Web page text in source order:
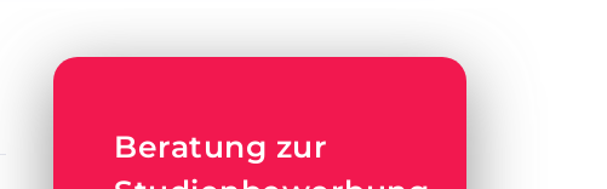
Beratung zur